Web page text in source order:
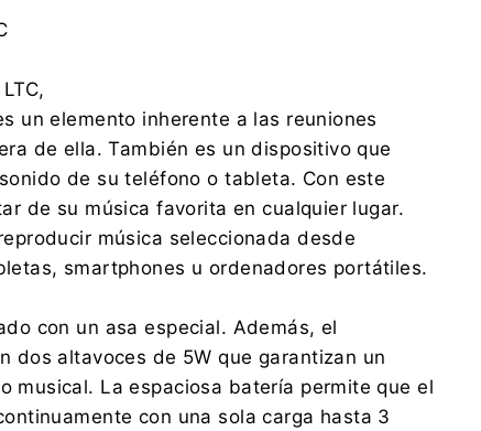
0256848440
LAMEX ANDRZEJ LESZEK SPÓŁKA
KOMANDYTOWA
Radosna 10, 08-440 Lipówki
lamex@lamex.com.pl
0256848440
un elemento inherente a las reuniones
de ella. También es un dispositivo que
de su teléfono o tableta. Con este
de su música favorita en cualquier lugar.
música seleccionada desde
smartphones u ordenadores portátiles.
con un asa especial. Además, el
dos altavoces de 5W que garantizan un
musical. La espaciosa batería permite que el
con una sola carga hasta 3